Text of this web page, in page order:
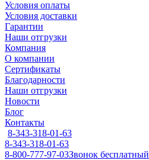
Условия оплаты
Условия доставки
Гарантии
Наши отгрузки
Компания
О компании
Сертификаты
Благодарности
Наши отгрузки
Новости
Блог
Контакты
8-343-318-01-63
8-343-318-01-63
8-800-777-97-03Звонок бесплатный